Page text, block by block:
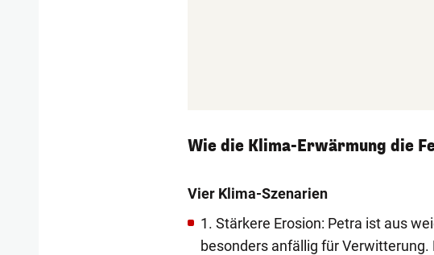
Wie die Klima-Erwärmung die
Vier Klima-Szenarien
1. Stärkere Erosion: Petra ist aus
besonders anfällig für